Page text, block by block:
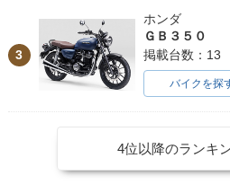
3
ホンダ
ＧＢ３５０
掲載台数：13
バイクを探
4位以降のランキ